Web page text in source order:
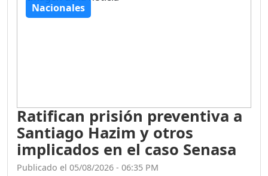
Nacionales
Ratifican prisión preventiva a
Santiago Hazim y otros
implicados en el caso Senasa
Publicado el 05/08/2026 - 06:35 PM